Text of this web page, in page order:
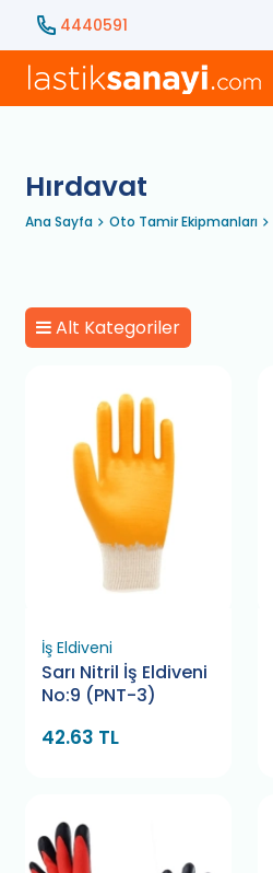
4440591
Hırdavat
Ana Sayfa Oto Tamir Ekipmanları
Alt Kategoriler
İş Eldiveni
Sarı Nitril İş Eldiveni
No:9 (PNT-3)
42.63 TL